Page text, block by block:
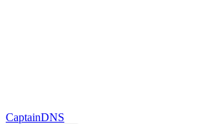
CaptainDNS